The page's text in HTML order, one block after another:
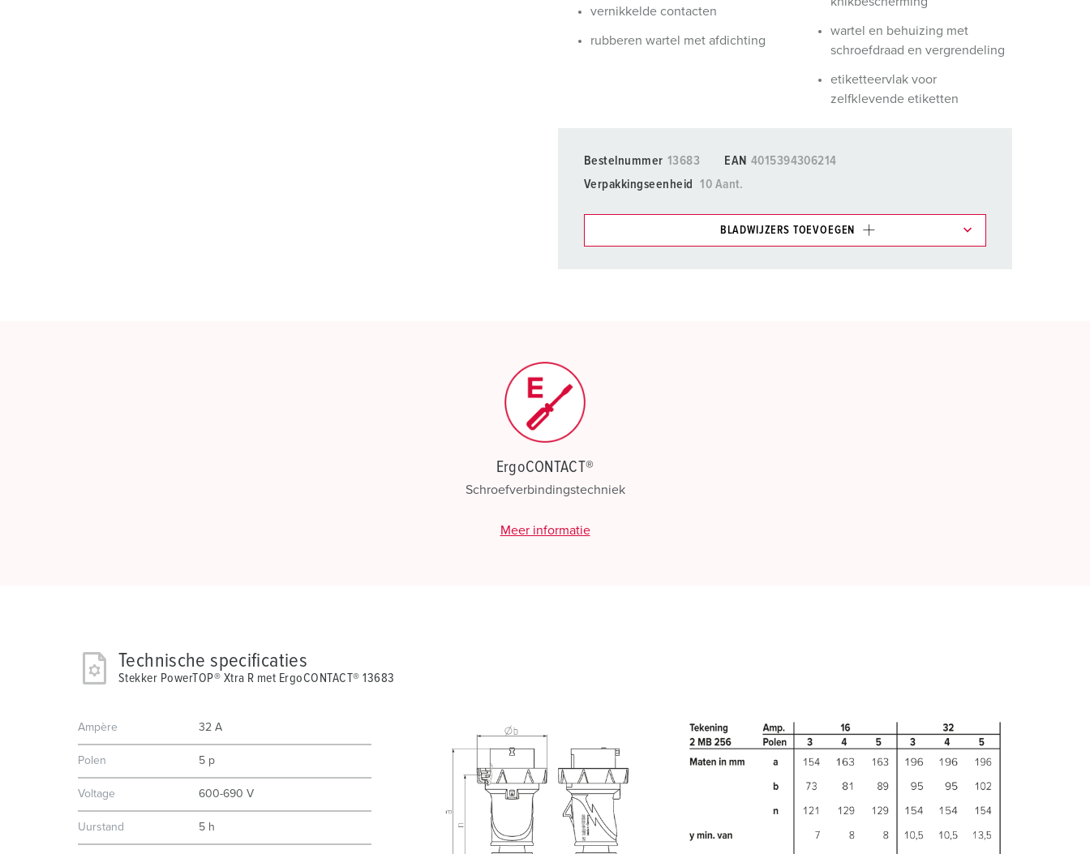
vernikkelde contacten
rubberen wartel met afdichting
wartel en behuizing met
schroefdraad en vergrendeling
etiketteervlak voor
zelfklevende etiketten
Bestelnummer 13683 EAN 4015394306214
Verpakkingseenheid
10 Aant.
BLADWIJZERS TOEVOEGEN
ErgoCONTACT®
Schroefverbindingstechniek
Meer informatie
Technische specificaties
Stekker PowerTOP® Xtra R met ErgoCONTACT® 13683
Ampère 32 A
Polen 5 p
Voltage 600-690 V
Uurstand 5 h